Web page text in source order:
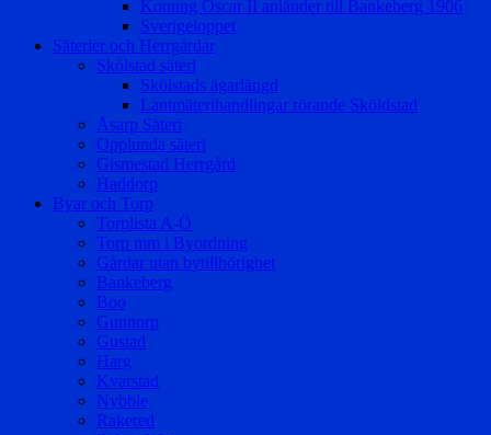
Konung Oscar II anländer till Bankeberg 1906
Sverigeloppet
Säterier och Herrgårdar
Skölstad säteri
Skölstads ägarlängd
Lantmäterihandlingar rörande Sköldstad
Åsarp Säteri
Opplunda säteri
Gismestad Herrgård
Haddorp
Byar och Torp
Torplista A-Ö
Torp mm i Byordning
Gårdar utan bytillhörighet
Bankeberg
Boo
Gunnorp
Gustad
Harg
Kvarstad
Nybble
Rakered